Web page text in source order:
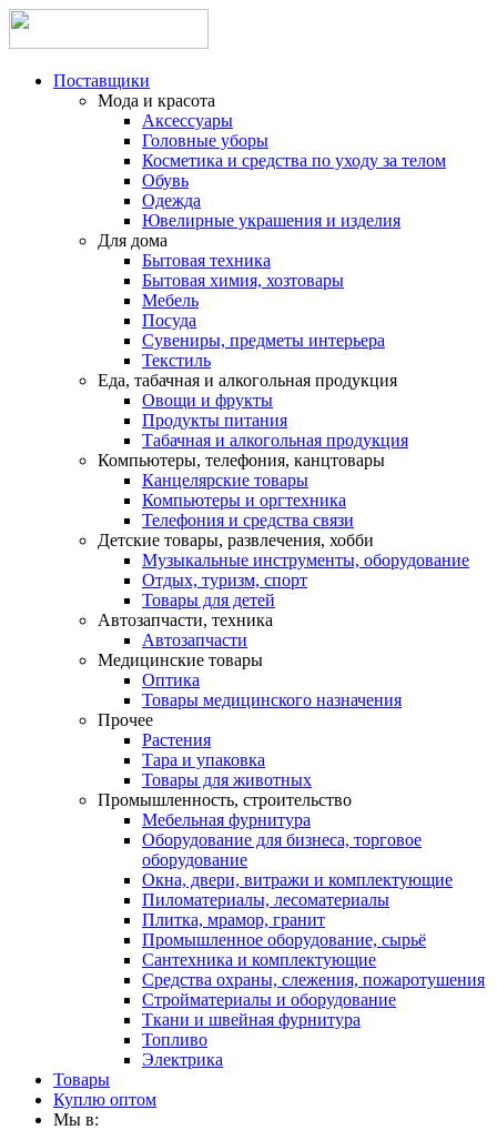
Поставщики
Мода и красота
Аксессуары
Головные уборы
Косметика и средства по уходу за телом
Обувь
Одежда
Ювелирные украшения и изделия
Для дома
Бытовая техника
Бытовая химия, хозтовары
Мебель
Посуда
Сувениры, предметы интерьера
Текстиль
Еда, табачная и алкогольная продукция
Овощи и фрукты
Продукты питания
Табачная и алкогольная продукция
Компьютеры, телефония, канцтовары
Канцелярские товары
Компьютеры и оргтехника
Телефония и средства связи
Детские товары, развлечения, хобби
Музыкальные инструменты, оборудование
Отдых, туризм, спорт
Товары для детей
Автозапчасти, техника
Автозапчасти
Медицинские товары
Оптика
Товары медицинского назначения
Прочее
Растения
Тара и упаковка
Товары для животных
Промышленность, строительство
Мебельная фурнитура
Оборудование для бизнеса, торговое
оборудование
Окна, двери, витражи и комплектующие
Пиломатериалы, лесоматериалы
Плитка, мрамор, гранит
Промышленное оборудование, сырьё
Сантехника и комплектующие
Средства охраны, слежения, пожаротушения
Стройматериалы и оборудование
Ткани и швейная фурнитура
Топливо
Электрика
Товары
Куплю оптом
Мы в: